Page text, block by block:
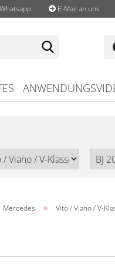
Whatsapp E-Mail an uns
Mercedes » Vito / Viano / V-